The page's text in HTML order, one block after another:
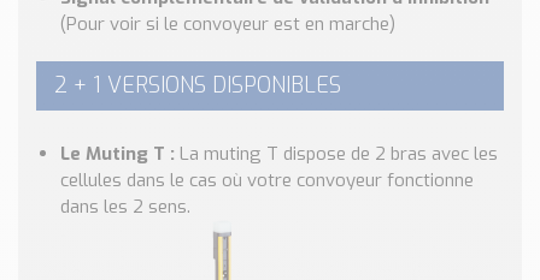
(Pour voir si le convoyeur est en marche)
2 + 1 VERSIONS DISPONIBLES
Le Muting T : La muting T dispose de 2 bras avec les
cellules dans le cas où votre convoyeur fonctionne
dans les 2 sens.